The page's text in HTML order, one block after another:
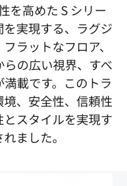
を高めた S シリー
実現する、ラグジ
ラットなフロア、
の広い視界、すべ
載です。このトラ
、安全性、信頼性
スタイルを実現す
ました。